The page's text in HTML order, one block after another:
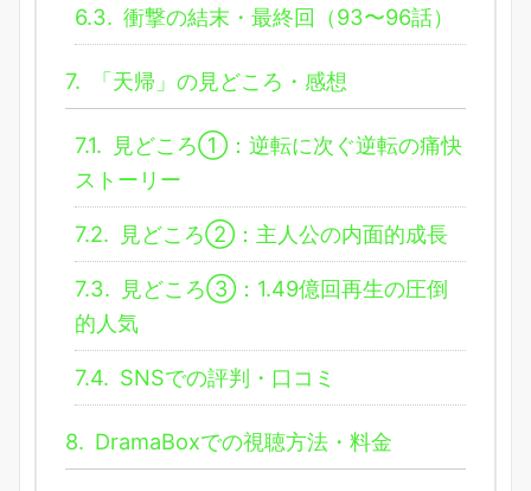
6.3. 衝撃の結末・最終回（93〜96話）
7. 「天帰」の見どころ・感想
7.1. 見どころ①：逆転に次ぐ逆転の痛快
ストーリー
7.2. 見どころ②：主人公の内面的成長
7.3. 見どころ③：1.49億回再生の圧倒
的人気
7.4. SNSでの評判・口コミ
8. DramaBoxでの視聴方法・料金